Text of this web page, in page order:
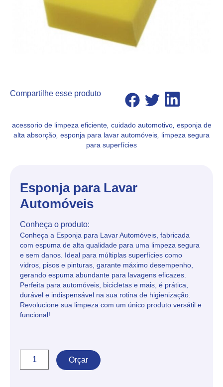
Compartilhe esse produto
acessorio de limpeza eficiente, cuidado automotivo, esponja de
alta absorção, esponja para lavar automóveis, limpeza segura
para superfícies
Esponja para Lavar
Automóveis
Conheça o produto:
Conheça a Esponja para Lavar Automóveis, fabricada
com espuma de alta qualidade para uma limpeza segura
e sem danos. Ideal para múltiplas superfícies como
vidros, pisos e pinturas, garante máximo desempenho,
gerando espuma abundante para lavagens eficazes.
Perfeita para automóveis, bicicletas e mais, é prática,
durável e indispensável na sua rotina de higienização.
Revolucione sua limpeza com um único produto versátil e
funcional!
Orçar